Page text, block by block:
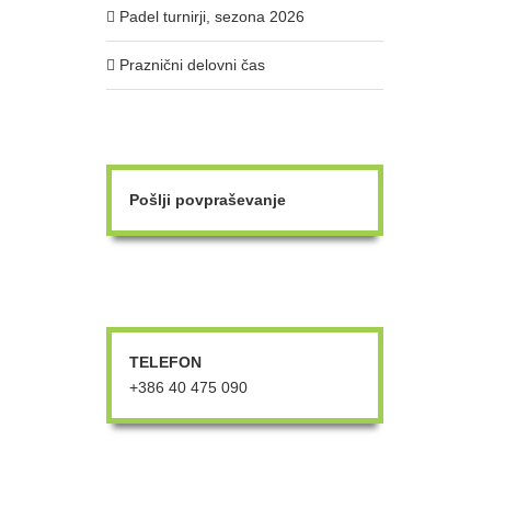
Padel turnirji, sezona 2026
Praznični delovni čas
Pošlji povpraševanje
TELEFON
+386 40 475 090